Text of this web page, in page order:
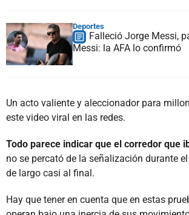
Deportes
Falleció Jorge Messi,
Messi: la AFA lo confirmó
Un acto valiente y aleccionador para
este video viral en las redes.
Todo parece indicar que el corredor que
no se percató de la señalización durante
de largo casi al final.
Hay que tener en cuenta que en estas